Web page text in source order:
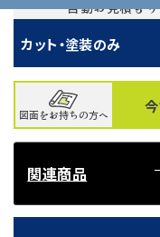
自動お見積もり
カット・塗装のみ
図面をお持ちの方へ
関連商品